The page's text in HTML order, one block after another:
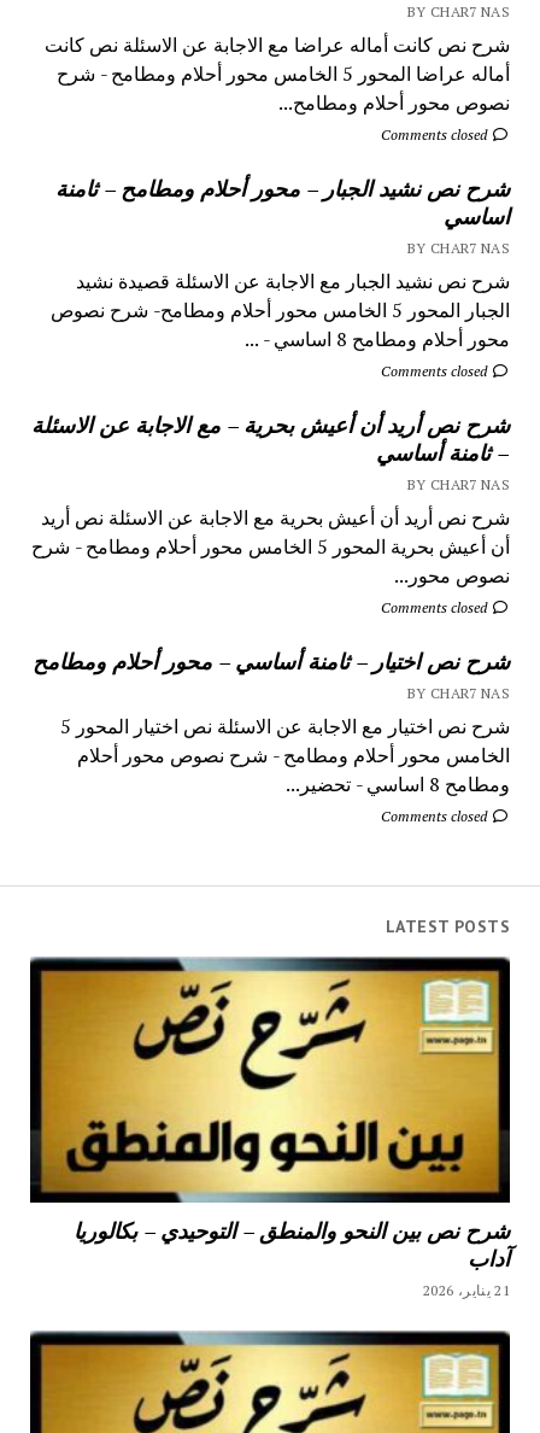
BY CHAR7 NAS
شرح نص كانت أماله عراضا مع الاجابة عن الاسئلة نص كانت
أماله عراضا المحور 5 الخامس محور أحلام ومطامح - شرح
نصوص محور أحلام ومطامح...
Comments closed
شرح نص نشيد الجبار – محور أحلام ومطامح – ثامنة
اساسي
BY CHAR7 NAS
شرح نص نشيد الجبار مع الاجابة عن الاسئلة قصيدة نشيد
الجبار المحور 5 الخامس محور أحلام ومطامح- شرح نصوص
محور أحلام ومطامح 8 اساسي - ...
Comments closed
شرح نص أريد أن أعيش بحرية – مع الاجابة عن الاسئلة
– ثامنة أساسي
BY CHAR7 NAS
شرح نص أريد أن أعيش بحرية مع الاجابة عن الاسئلة نص أريد
أن أعيش بحرية المحور 5 الخامس محور أحلام ومطامح - شرح
نصوص محور...
Comments closed
شرح نص اختيار – ثامنة أساسي – محور أحلام ومطامح
BY CHAR7 NAS
شرح نص اختيار مع الاجابة عن الاسئلة نص اختيار المحور 5
الخامس محور أحلام ومطامح - شرح نصوص محور أحلام
ومطامح 8 اساسي - تحضير...
Comments closed
LATEST POSTS
شرح نص بين النحو والمنطق – التوحيدي – بكالوريا
آداب
21 يناير، 2026